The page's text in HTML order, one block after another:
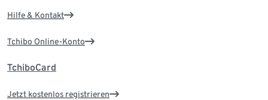
Hilfe & Kontakt
Tchibo Online-Konto
TchiboCard
Jetzt kostenlos registrieren